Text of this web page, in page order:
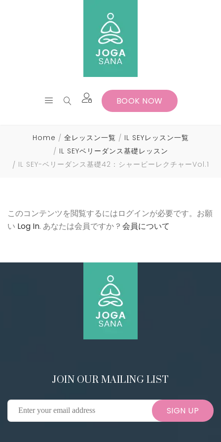
BOOK NOW
Home 全レッスン一覧
IL SEYレッスン一覧
IL SEYベリーダンス基礎レッスン
IL SEY-ベリーダンス基礎42：シャービーレクチャーVol.1
このコンテンツを閲覧するにはログインが必要です。お願
い Log In. あなたは会員ですか ? 会員について
JOIN OUR MAILING LIST
SIGN UP